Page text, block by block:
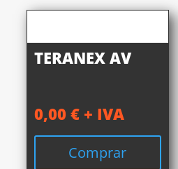
TERANEX AV
0,00 €+ IVA
Comprar